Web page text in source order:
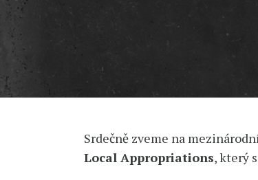
Srdečně zveme na
Local Appropriations, který